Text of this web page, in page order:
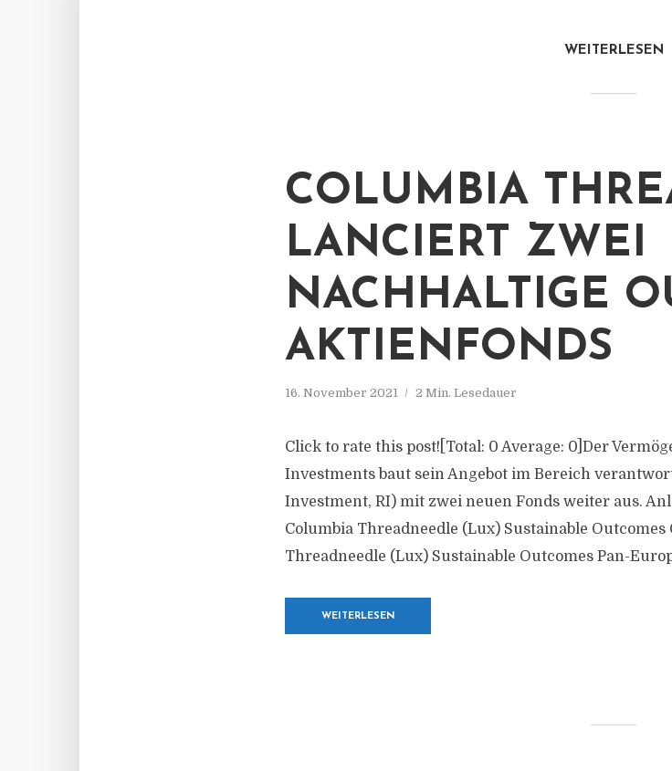
WEITERLESEN
COLUMBIA
LANCIERT ZWEI
NACHHALTIGE
AKTIENFONDS
16. November 2021 2 Min. Lesedauer
Click to rate this post![Total: 0 Average: 0]Der
Investments baut sein Angebot im Bereich
Investment, RI) mit zwei neuen Fonds weiter aus.
Columbia Threadneedle (Lux) Sustainable
Threadneedle (Lux) Sustainable Outcomes Pan-
WEITERLESEN